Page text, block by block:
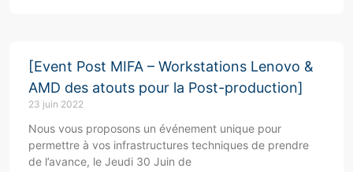
[Event Post MIFA – Workstations Lenovo &
AMD des atouts pour la Post-production]
23 juin 2022
Nous vous proposons un événement unique pour
permettre à vos infrastructures techniques de prendre
de l’avance, le Jeudi 30 Juin de